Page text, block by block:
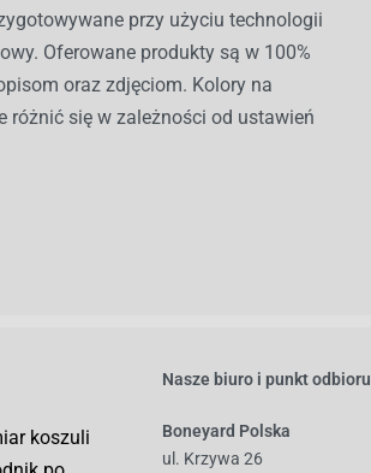
przy użyciu technologii
Oferowane produkty są w 100%
oraz zdjęciom. Kolory na
różnić się w zależności od ustawień
koszuli
Nasze biuro i punkt odbioru
Boneyard Polska
ul. Krzywa 26